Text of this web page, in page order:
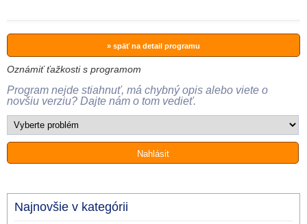
» späť na detail programu
Oznámiť ťažkosti s programom
Program nejde stiahnuť, má chybný opis alebo viete o
novšiu verziu? Dajte nám o tom vedieť.
Najnovšie v kategórii